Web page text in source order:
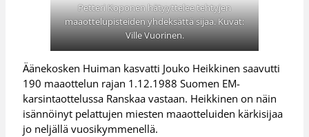
Petteri Koponen hätyyttelee tehtyjen
maaottelupisteiden yhdeksättä sijaa. Kuvat:
Ville Vuorinen.
Äänekosken Huiman kasvatti Jouko Heikkinen saavutti
190 maaottelun rajan 1.12.1988 Suomen EM-
karsintaottelussa Ranskaa vastaan. Heikkinen on näin
isännöinyt pelattujen miesten maaotteluiden kärkisijaa
jo neljällä vuosikymmenellä.